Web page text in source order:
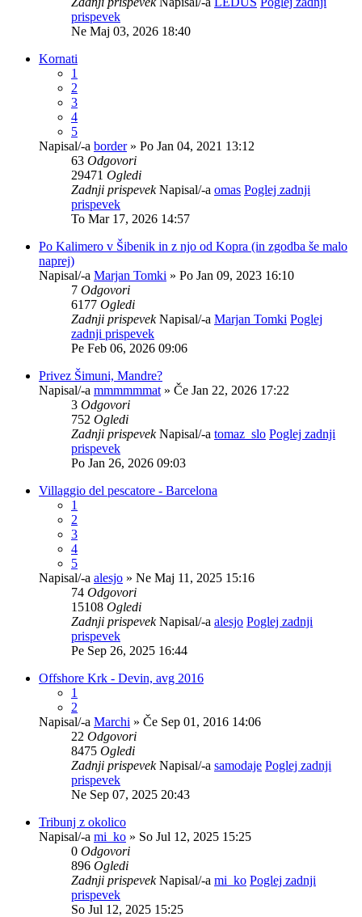
prispevek
Ne Maj 03, 2026 18:40
Kornati
1
2
3
4
5
Napisal/-a border» Po Jan 04, 2021 13:12
63 Odgovori
29471 Ogledi
Zadnji prispevekNapisal/-a omas Poglej zadnji
prispevek
To Mar 17, 2026 14:57
Po Kalimero v Šibenik in z njo od Kopra (in zgodba še malo
naprej)
Napisal/-a Marjan Tomki » Po Jan 09, 2023 16:10
7 Odgovori
6177 Ogledi
Zadnji prispevekNapisal/-a Marjan Tomki Poglej
zadnji prispevek
Pe Feb 06, 2026 09:06
Privez Šimuni, Mandre?
Napisal/-a mmmmmmat » Če Jan 22, 2026 17:22
3 Odgovori
752 Ogledi
Zadnji prispevekNapisal/-a tomaz_slo Poglej zadnji
prispevek
Po Jan 26, 2026 09:03
Villaggio del pescatore - Barcelona
1
2
3
4
5
Napisal/-a alesjo » Ne Maj 11, 2025 15:16
74 Odgovori
15108 Ogledi
Zadnji prispevekNapisal/-a alesjo Poglej zadnji
prispevek
Pe Sep 26, 2025 16:44
Offshore Krk - Devin, avg 2016
1
2
Napisal/-a Marchi » Če Sep 01, 2016 14:06
22 Odgovori
8475 Ogledi
Zadnji prispevekNapisal/-a samodaje Poglej zadnji
prispevek
Ne Sep 07, 2025 20:43
Tribunj z okolico
Napisal/-a mi_ko » So Jul 12, 2025 15:25
0 Odgovori
896 Ogledi
Zadnji prispevekNapisal/-a mi_ko Poglej zadnji
prispevek
So Jul 12, 2025 15:25